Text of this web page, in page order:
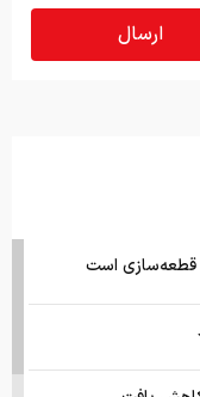
قطعه‌سازی است